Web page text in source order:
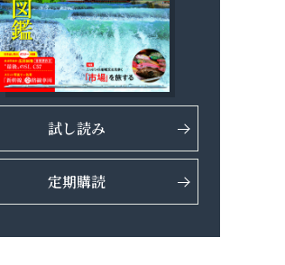
試し読み
定期購読